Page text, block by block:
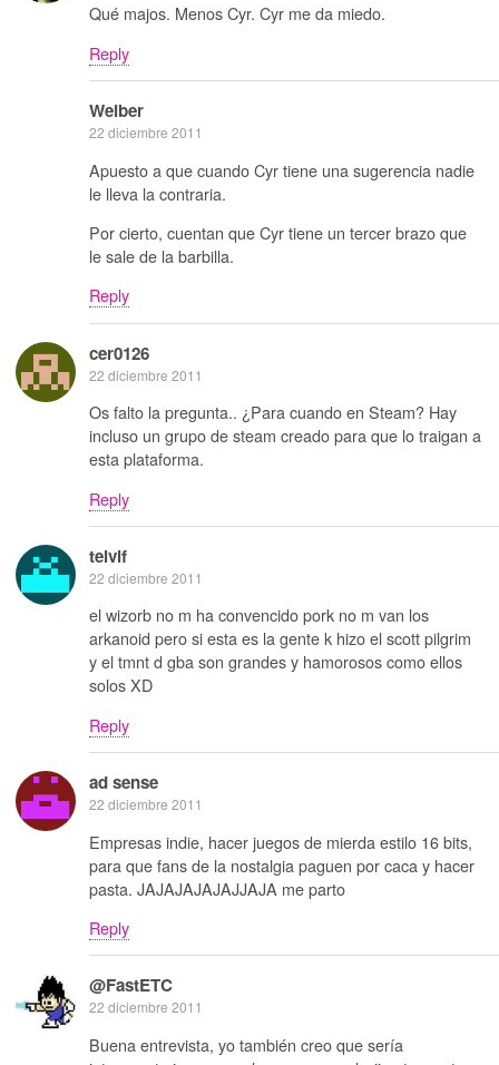
Qué majos. Menos Cyr. Cyr me da miedo.
Reply
Weiber
22 diciembre 2011
Apuesto a que cuando Cyr tiene una sugerencia nadie
le lleva la contraria.
Por cierto, cuentan que Cyr tiene un tercer brazo que
le sale de la barbilla.
Reply
cer0126
22 diciembre 2011
Os falto la pregunta.. ¿Para cuando en Steam? Hay
incluso un grupo de steam creado para que lo traigan a
esta plataforma.
Reply
telvif
22 diciembre 2011
el wizorb no m ha convencido pork no m van los
arkanoid pero si esta es la gente k hizo el scott pilgrim
y el tmnt d gba son grandes y hamorosos como ellos
solos XD
Reply
ad sense
22 diciembre 2011
Empresas indie, hacer juegos de mierda estilo 16 bits,
para que fans de la nostalgia paguen por caca y hacer
pasta. JAJAJAJAJAJJAJA me parto
Reply
@FastETC
22 diciembre 2011
Buena entrevista, yo también creo que sería